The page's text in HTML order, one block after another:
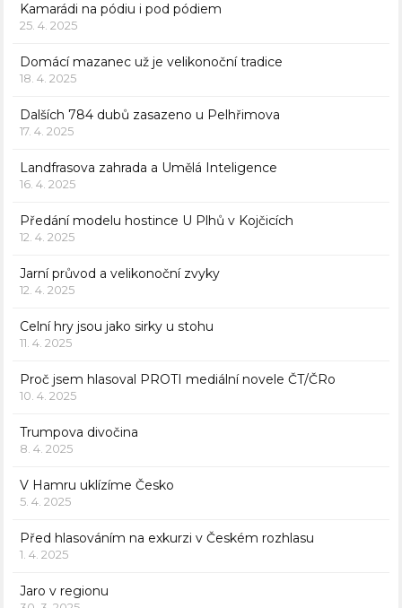
Kamarádi na pódiu i pod pódiem
25. 4. 2025
Domácí mazanec už je velikonoční tradice
18. 4. 2025
Dalších 784 dubů zasazeno u Pelhřimova
17. 4. 2025
Landfrasova zahrada a Umělá Inteligence
16. 4. 2025
Předání modelu hostince U Plhů v Kojčicích
12. 4. 2025
Jarní průvod a velikonoční zvyky
12. 4. 2025
Celní hry jsou jako sirky u stohu
11. 4. 2025
Proč jsem hlasoval PROTI mediální novele ČT/ČRo
10. 4. 2025
Trumpova divočina
8. 4. 2025
V Hamru uklízíme Česko
5. 4. 2025
Před hlasováním na exkurzi v Českém rozhlasu
1. 4. 2025
Jaro v regionu